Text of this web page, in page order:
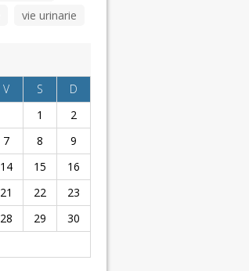
vie urinarie
V S
D
1
2
7 8
9
14 15
16
21 22
23
28 29
30